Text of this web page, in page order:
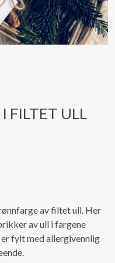
FILTET ULL
av filtet ull. Her
av ull i fargene
fylt med allergivennlig